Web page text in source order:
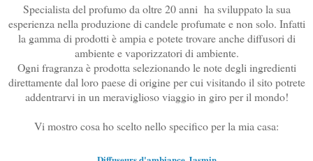
Specialista del profumo da oltre 20 anni ha sviluppato la sua
esperienza nella produzione di candele profumate e non solo. Infatti
la gamma di prodotti è ampia e potete trovare anche diffusori di
ambiente e vaporizzatori di ambiente.
Ogni fragranza è prodotta selezionando le note degli ingredienti
direttamente dal loro paese di origine per cui visitando il sito potrete
addentrarvi in un meraviglioso viaggio in giro per il mondo!
Vi mostro cosa ho scelto nello specifico per la mia casa: